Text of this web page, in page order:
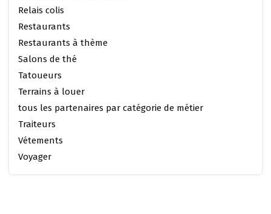
Relais colis
Restaurants
Restaurants à thème
Salons de thé
Tatoueurs
Terrains à louer
tous les partenaires par catégorie de métier
Traiteurs
Vétements
Voyager